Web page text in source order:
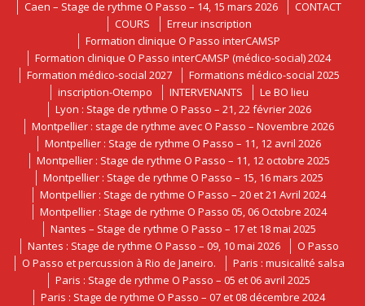
Caen – Stage de rythme O Passo – 14, 15 mars 2026
CONTACT
COURS
Erreur inscription
Formation clinique O Passo interCAMSP
Formation clinique O Passo interCAMSP (médico-social) 2024
Formation médico-social 2027
Formations médico-social 2025
inscription-Otempo
INTERVENANTS
Le BO lieu
Lyon : Stage de rythme O Passo – 21, 22 février 2026
Montpellier : stage de rythme avec O Passo – Novembre 2026
Montpellier : Stage de rythme O Passo – 11, 12 avril 2026
Montpellier : Stage de rythme O Passo – 11, 12 octobre 2025
Montpellier : Stage de rythme O Passo – 15, 16 mars 2025
Montpellier : Stage de rythme O Passo – 20 et 21 Avril 2024
Montpellier : Stage de rythme O Passo 05, 06 Octobre 2024
Nantes – Stage de rythme O Passo – 17 et 18 mai 2025
Nantes : Stage de rythme O Passo – 09, 10 mai 2026
O Passo
O Passo et percussion à Rio de Janeiro.
Paris : musicalité salsa
Paris : Stage de rythme O Passo – 05 et 06 avril 2025
Paris : Stage de rythme O Passo – 07 et 08 décembre 2024